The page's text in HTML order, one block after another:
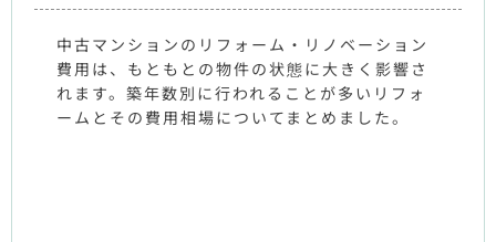
中古マンションのリフォーム・リノベーション
費用は、もともとの物件の状態に大きく影響さ
れます。築年数別に行われることが多いリフォ
ームとその費用相場についてまとめました。